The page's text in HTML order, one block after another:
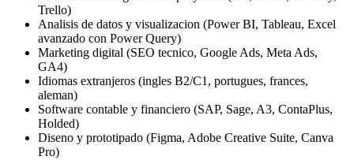
Trello)
Analisis de datos y visualizacion (Power BI, Tableau, Excel
avanzado con Power Query)
Marketing digital (SEO tecnico, Google Ads, Meta Ads,
GA4)
Idiomas extranjeros (ingles B2/C1, portugues, frances,
aleman)
Software contable y financiero (SAP, Sage, A3, ContaPlus,
Holded)
Diseno y prototipado (Figma, Adobe Creative Suite, Canva
Pro)